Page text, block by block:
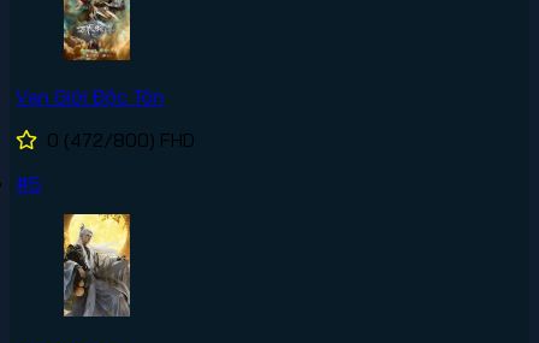
Vạn Giới Độc Tôn
0 (472/800) FHD
#5